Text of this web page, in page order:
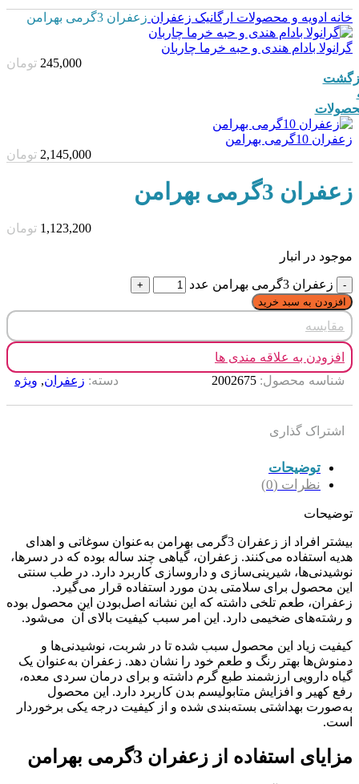
خانه ادویه و محصولات ارگانیک زعفران زعفران 3گرمی بهرامن
گرانولا بادام هندی و حبه خرما چاربان
245,000 تومان
زعفران 10گرمی بهرامن
2,145,000 تومان
زعفران 3گرمی بهرامن
1,123,200 تومان
موجود در انبار
زعفران 3گرمی بهرامن عدد
افزودن به سبد خرید
مقایسه
افزودن به علاقه مندی ها
شناسه محصول: 2002675 دسته: زعفران, ویژه
اشتراک گذاری
توضیحات
نظرات (0)
توضیحات
بیشتر افراد از زعفران 3گرمی بهرامن به‌عنوان سوغاتی و اهدای
هدیه استفاده می‌کنند. زعفران، گیاهی چند ساله بوده که در دسرها،
نوشیدنی‌ها، شیرینی‌سازی و داروسازی کاربرد دارد. در طب سنتی
این محصول برای سلامتی بدن مورد استفاده قرار می‌گیرد.
زعفران، طعم تلخی داشته که این نشانه اصل‌بودن این محصول بوده
و رشته‌های ضخیمی دارد. این امر سبب کیفیت بالای آن می‌شود.
کیفیت زیاد این محصول سبب شده تا در شربت، نوشیدنی‌ها و
دمنوش‌ها بهتر رنگ و طعم خود را نشان ‌دهد. زعفران به‌عنوان یک
گیاه دارویی ارزشمند طبع گرم داشته و برای درمان سردی معده،
رفع کهیر و افزایش متابولیسم بدن کاربرد دارد. این محصول
به‌صورت بهداشتی بسته‌بندی شده و از کیفیت درجه یکی برخوردار
است.
مزایای استفاده از زعفران 3گرمی بهرامن